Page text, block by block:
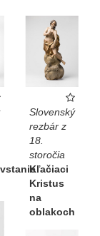
Slovenský
rezbár z
18.
storočia
Kľačiaci
Kristus
na
oblakoch